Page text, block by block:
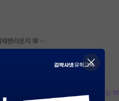
재팬라운지 🌸
본문이 수정되지 않는